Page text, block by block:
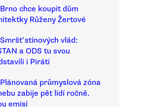
Brno chce koupit dům
Růženy Žertové
Smršť stínových vlád:
a ODS tu svou
i Piráti
Plánovaná průmyslová zóna
zabije pět lidí ročně.
emisí